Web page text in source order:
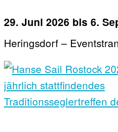
29. Juni 2026 bis 6.
Heringsdorf –